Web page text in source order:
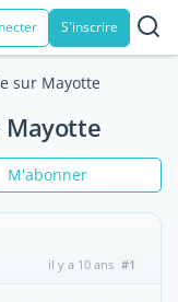
S'inscrire
sur Mayotte
Mayotte
M'abonner
il y a 10 ans #1